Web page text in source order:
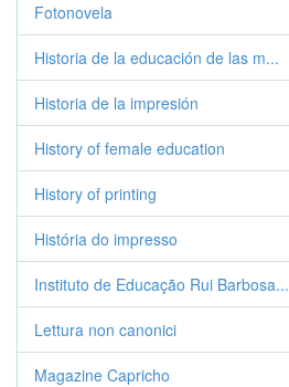
Fotonovela
Historia de la educación de las m...
Historia de la impresión
History of female education
History of printing
História do impresso
Instituto de Educação Rui Barbosa...
Lettura non canonici
Magazine Capricho